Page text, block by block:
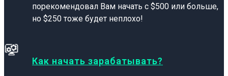
порекомендовал Вам начать с $500 или больше,
но $250 тоже будет неплохо!
Как начать зарабатывать?